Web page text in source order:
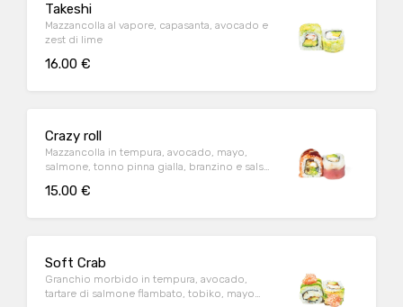
Takeshi
Mazzancolla al vapore, capasanta, avocado e
zest di lime
16.00 €
Crazy roll
Mazzancolla in tempura, avocado, mayo,
salmone, tonno pinna gialla, branzino e salsa
15.00 €
Soft Crab
Granchio morbido in tempura, avocado,
tartare di salmone flambato, tobiko, mayo